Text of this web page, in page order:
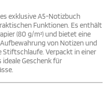
exklusive A5-Notizbuch
Funktionen. Es enthält
(80 g/m²) und bietet eine
von Notizen und
Stiftschlaufe. Verpackt in einer
Geschenk für